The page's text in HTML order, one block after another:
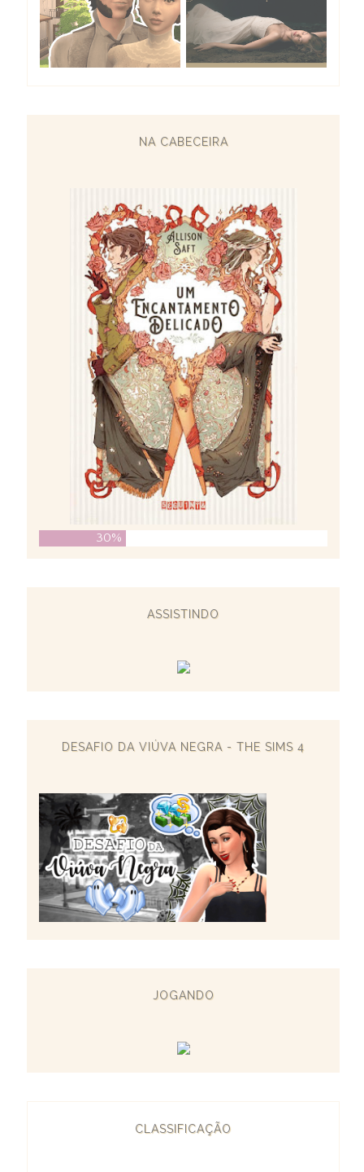
NA CABECEIRA
30%
ASSISTINDO
DESAFIO DA VIÚVA NEGRA - THE SIMS 4
JOGANDO
CLASSIFICAÇÃO